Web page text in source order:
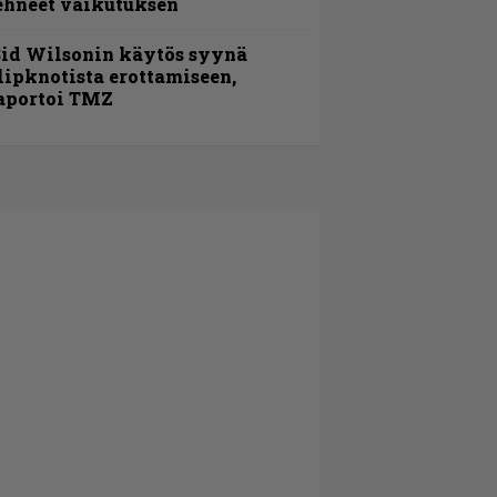
Wilsonin käytös syynä
erottamiseen,
TMZ